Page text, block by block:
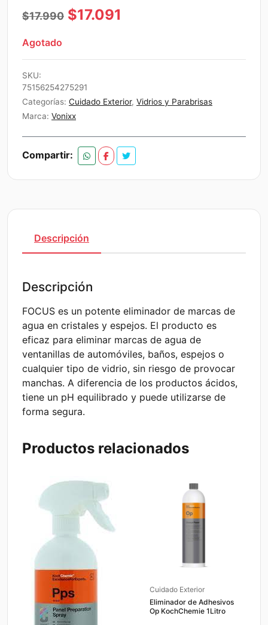
$17.990 El
original
$17.990.
$17.091
actual
$17.091.
Agotado
SKU:
75156254275291
Categorías: Cuidado Exterior, Vidrios y Parabrisas
Marca: Vonixx
Compartir:
Descripción
Descripción
FOCUS es un potente eliminador de marcas de
agua en cristales y espejos. El producto es
eficaz para eliminar marcas de agua de
ventanillas de automóviles, baños, espejos o
cualquier tipo de vidrio, sin riesgo de provocar
manchas. A diferencia de los productos ácidos,
tiene un pH equilibrado y puede utilizarse de
forma segura.
Productos relacionados
Cuidado Exterior
Eliminador de Adhesivos
Op KochChemie 1Litro